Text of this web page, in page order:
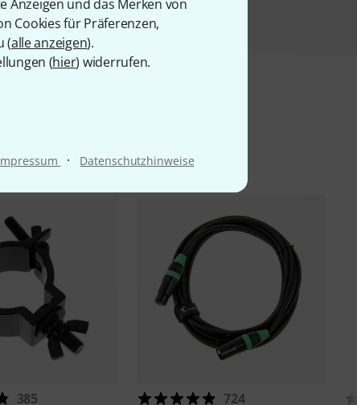
Anzeigen und das Merken von
Cookies für Präferenzen,
(alle anzeigen).
(hier) widerrufen.
· Datenschutzhinweise
385 724